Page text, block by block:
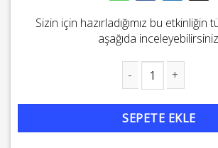
Sizin için hazırladığımız bu etkinliğin
aşağıda
SEPETE EKLE